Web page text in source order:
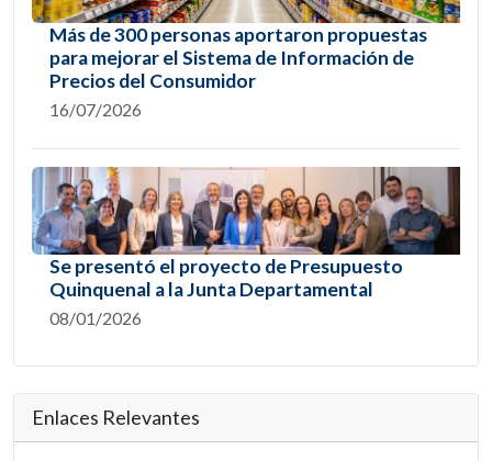
Más de 300 personas aportaron propuestas
para mejorar el Sistema de Información de
Precios del Consumidor
16/07/2026
Se presentó el proyecto de Presupuesto
Quinquenal a la Junta Departamental
08/01/2026
Enlaces Relevantes